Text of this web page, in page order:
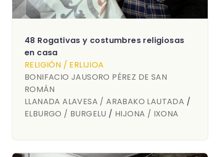
48 Rogativas y costumbres religiosas
en casa
RELIGIÓN / ERLIJIOA
BONIFACIO JAUSORO PÉREZ DE SAN
ROMÁN
LLANADA ALAVESA / ARABAKO LAUTADA /
ELBURGO / BURGELU / HIJONA / IXONA